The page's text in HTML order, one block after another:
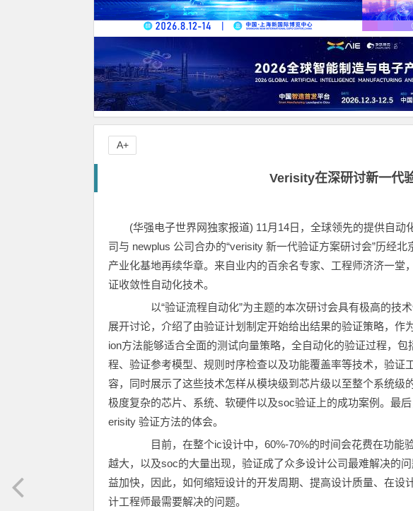
Verisity在深研讨新一代
(华强电子世界网独家报道) 11月14日，全球领先的提供自
司与 newplus 公司合办的“verisity 新一代验证方案研讨会”历经
产业化基地再续华章。来自业内的百余名专家、工程师济济一堂
证收敛性自动化技术。
以“验证流程自动化”为主题的本次研讨会具有极高的技
展开讨论，介绍了由验证计划制定开始给出结果的验证策略，作
ion方法能够适合全面的测试向量策略，全自动化的验证过程，
程、验证参考模型、规则时序检查以及功能覆盖率等技术，验证
容，同时展示了这些技术怎样从模块级到芯片级以至整个系统级
极度复杂的芯片、系统、软硬件以及soc验证上的成功案例。最
erisity 验证方法的体会。
目前，在整个ic设计中，60%-70%的时间会花费在功能
越大，以及soc的大量出现，验证成了众多设计公司最难解决的
益加快，因此，如何缩短设计的开发周期、提高设计质量、在设
计工程师最需要解决的问题。
A+